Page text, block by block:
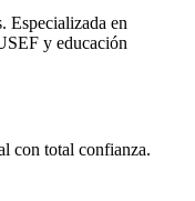
Especializada en
y educación
con total confianza.